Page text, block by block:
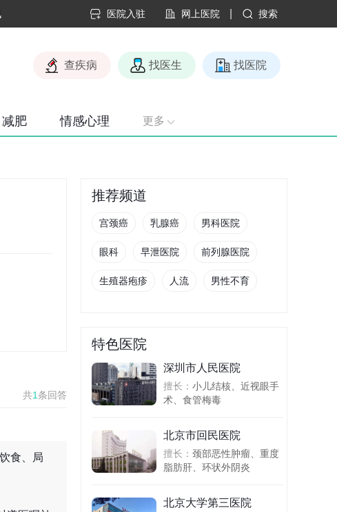
医院入驻 网上医院 搜索
查疾病 找医生 找医院
减肥 情感心理 更多
共1 条回答
食、局
推荐频道
宫颈癌 乳腺癌 男科医院
眼科 早泄医院 前列腺医院
生殖器疱疹 人流 男性不育
特色医院
深圳市人民医院
擅长： 小儿结核、近视眼手
术、食管梅毒
北京市回民医院
擅长： 颈部恶性肿瘤、重度
脂肪肝、环状外阴炎
北京大学第三医院